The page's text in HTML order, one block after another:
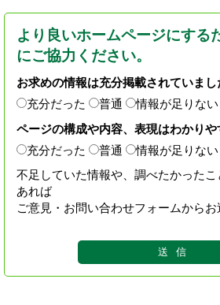
より良いホームページにする
にご協力ください。
お求めの情報は充分掲載されていまし
充分だった
普通
情報が足りない
ページの構成や内容、表現はわかり
充分だった
普通
情報が足りない
不足していた情報や、調べたかった
あれば
ご意見・お問い合わせフォームからお